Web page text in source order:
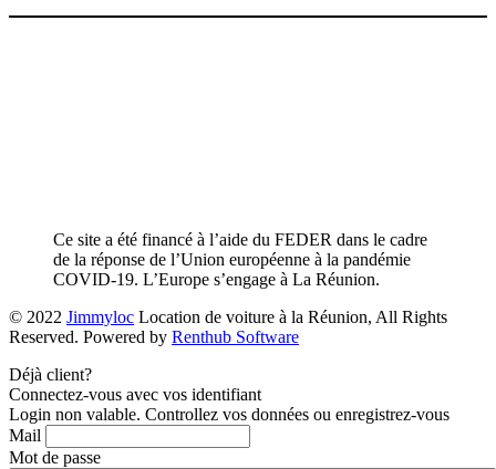
Ce site a été financé à l’aide du FEDER dans le cadre
de la réponse de l’Union européenne à la pandémie
COVID-19. L’Europe s’engage à La Réunion.
© 2022 Jimmyloc Location de voiture à la Réunion, All Rights
Reserved. Powered by Renthub Software
Déjà client?
Connectez-vous avec vos identifiant
Login non valable. Controllez vos données ou enregistrez-vous
Mail
Mot de passe